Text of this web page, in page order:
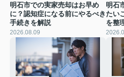
明石市での実家売却はお早め
に？認知症になる前にやるべき
手続きを解説
2026.08.09
明石
たい
を整